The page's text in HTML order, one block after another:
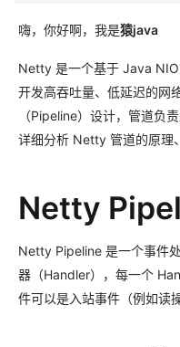
嗨，你好啊，我是猿java
Netty 是一个基于 Java
开发高吞吐量、低延迟的网
（Pipeline）设计，管道负
详细分析 Netty 管道的原理
Netty
Netty Pipeline 是一个事件
器（Handler），每一个
件可以是入站事件（例如读